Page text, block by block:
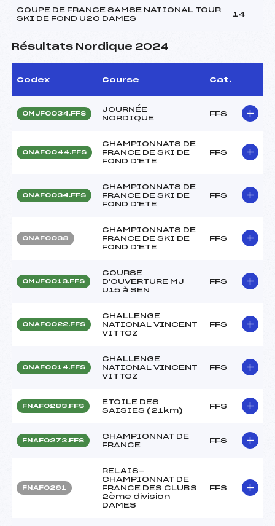
COUPE DE FRANCE SAMSE NATIONAL TOUR
SKI DE FOND U20 DAMES
14
Résultats Nordique 2024
Codex Course Cat.
OMJF0034.FFS
JOURNÉE
NORDIQUE
FFS
ONAF0044.FFS
CHAMPIONNATS DE
FRANCE DE SKI DE
FOND D'ETE
FFS
ONAF0034.FFS
CHAMPIONNATS DE
FRANCE DE SKI DE
FOND D'ETE
FFS
ONAF0038
CHAMPIONNATS DE
FRANCE DE SKI DE
FOND D'ETE
FFS
OMJF0013.FFS
COURSE
D'OUVERTURE MJ
U15 à SEN
FFS
ONAF0022.FFS
CHALLENGE
NATIONAL VINCENT
VITTOZ
FFS
ONAF0014.FFS
CHALLENGE
NATIONAL VINCENT
VITTOZ
FFS
FNAF0283.FFS
ETOILE DES
SAISIES (21km)
FFS
FNAF0273.FFS
CHAMPIONNAT DE
FRANCE
FFS
FNAF0261
RELAIS-
CHAMPIONNAT DE
FRANCE DES CLUBS
2ème division
DAMES
FFS